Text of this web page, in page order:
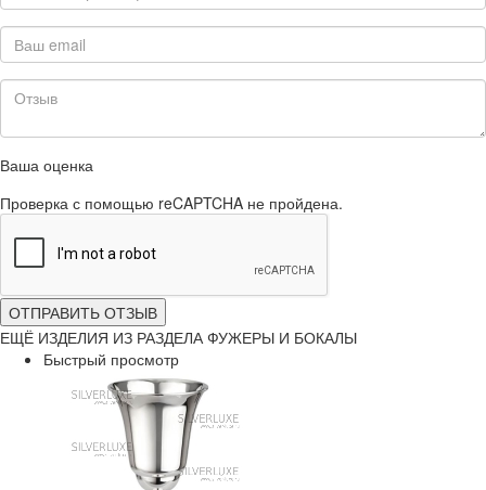
Ваша оценка
Проверка с помощью reCAPTCHA не пройдена.
ОТПРАВИТЬ ОТЗЫВ
ЕЩЁ ИЗДЕЛИЯ ИЗ РАЗДЕЛА ФУЖЕРЫ И БОКАЛЫ
Быстрый просмотр